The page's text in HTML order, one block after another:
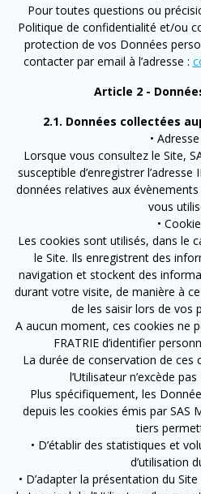
Pour toutes questions ou
Politique de confidentialité et/ou
protection de vos Données
contacter par email à l’adresse :
Article 2 -
2.1. Données collectées
•
Lorsque vous consultez le Site,
susceptible d’enregistrer
données relatives aux
vous
•
Les cookies sont utilisés, dans le
le Site. Ils enregistrent des
navigation et stockent des
durant votre visite, de manière à
de les saisir lors de vos
A aucun moment, ces cookies ne
FRATRIE d’identifier
La durée de conservation de ces
l’Utilisateur n’excède
Plus spécifiquement, les
depuis les cookies émis par SAS
tiers
• D’établir des statistiques et
d’utilisation
• D’adapter la présentation du